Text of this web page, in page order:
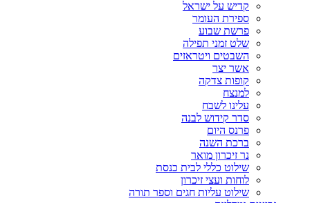
קדיש על ישראל
ספירת העומר
פרשת שבוע
שלט זמני תפילה
השבטים ויטראזים
אשר יצר
קופות צדקה
למנצח
עלינו לשבח
סדר קידוש לבנה
פרנס היום
ברכת השנה
נר זיכרון מואר
שילוט כללי לבית כנסת
לוחות ועצי זיכרון
שילוט עליות חגים וספר תורה